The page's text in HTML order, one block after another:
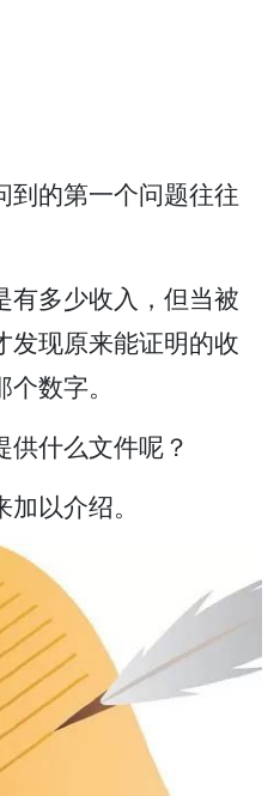
到的第一个问题往往
有多少收入，但当被
发现原来能证明的收
数字。
供什么文件呢？
以介绍。